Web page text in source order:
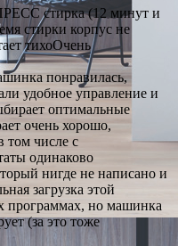
стирка (12 минут и
стирки корпус не
тихоОчень
понравилась,
удобное управление и
оптимальные
очень хорошо,
том числе с
одинаково
нигде не написано и
загрузка этой
программах, но машинка
(за это тоже